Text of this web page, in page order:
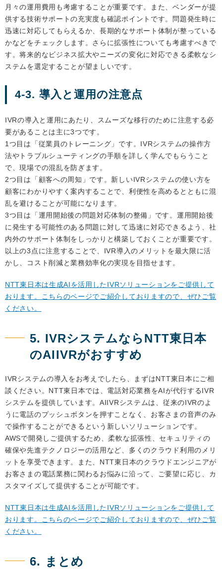
月々の運用費用も考慮することが重要です。また、ベンダーが提
供する技術サポートの充実度も確認ポイントです。問題発生時に
迅速に対応してもらえるか、長期的なサポート体制が整っている
かなどをチェックします。さらに拡張性についても考慮すべきで
す。将来的なビジネス拡大やニーズの変化に対応できる柔軟なシ
ステムを選定することが望ましいです。
4-3. 導入と運用の注意点
IVRの導入と運用にあたり、スムーズな移行のために注意する必
要があることは主に3つです。
1つ目は「従業員のトレーニング」です。IVRシステムの操作方
法やトラブルシューティングの手順を詳しく学んでもらうこと
で、現場での混乱を防ぎます。
2つ目は「顧客への周知」です。新しいIVRシステムの使い方を
顧客にわかりやすく案内することで、利便性を高めるとともに混
乱を避けることが可能になります。
3つ目は「運用開始後の問題対応体制の整備」です。運用開始後
に発生する可能性のある問題に対して迅速に対応できるよう、社
内外のサポート体制をしっかりと構築しておくことが重要です。
以上の3点に注意することで、IVR導入のメリットを最大限に活
かし、コスト削減と業務効率化の実現を目指せます。
NTT東日本は生成AIを活用したIVRソリューションをご提供して
おります。こちらのページでご紹介しておりますので、ぜひご覧
ください。
5. IVRシステムならNTT東日本
のAIIVRがおすすめ
IVRシステムの導入をお考えでしたら、まずはNTT東日本にご相
談ください。NTT東日本では、電話対応業務をAIが代行するIVR
システムを提供しています。AIIVRシステムは、従来のIVRのよ
うに電話のプッシュボタンを押すことなく、お客さまの音声のみ
で操作することができるという新しいソリューションです。
AWSで開発しご提供するため、柔軟な拡張性、セキュリティの
確保や先進テクノロジーの活用など、多くのクラウド利用のメリ
ットを享受できます。また、NTT東日本のクラウドエンジニアが
お客さまの電話業務に関わるお悩みに沿って、ご要望に応じ、カ
スタマイズして提供することが可能です。
NTT東日本は生成AIを活用したIVRソリューションをご提供して
おります。こちらのページでご紹介しておりますので、ぜひご覧
ください。
6. まとめ